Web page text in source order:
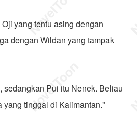
yang tentu asing dengan
dengan Wildan yang tampak
sedangkan Pui itu Nenek. Beliau
yang tinggal di Kalimantan."